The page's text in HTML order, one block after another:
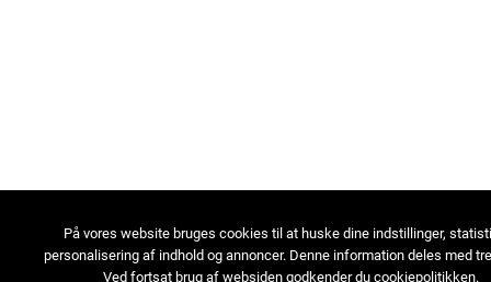
På vores website bruges cookies til at huske dine indstillinger,
personalisering af indhold og annoncer. Denne information deles med
Ved fortsat brug af websiden godkender du cookiepolitikken.